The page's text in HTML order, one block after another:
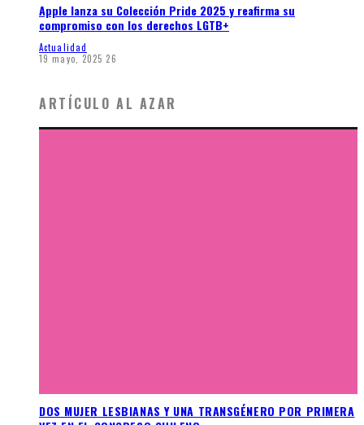
Apple lanza su Colección Pride 2025 y reafirma su
compromiso con los derechos LGTB+
Actualidad
19 mayo, 2025 26
ARTÍCULO AL AZAR
DOS MUJER LESBIANAS Y UNA TRANSGÉNERO POR PRIMERA